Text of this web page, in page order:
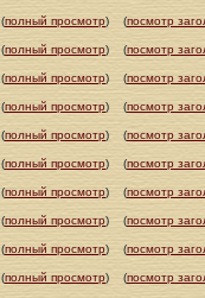
(полный просмотр) (посмотр
(полный просмотр) (посмотр
(полный просмотр) (посмотр
(полный просмотр) (посмотр
(полный просмотр) (посмотр
(полный просмотр) (посмотр
(полный просмотр) (посмотр
(полный просмотр) (посмотр
(полный просмотр) (посмотр
(полный просмотр) (посмотр